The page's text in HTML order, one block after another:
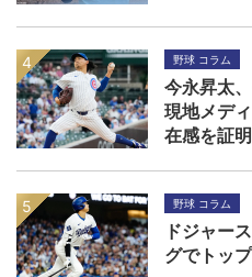
野球 コラム
今永昇太
現地メデ
在感を証
野球 コラム
ドジャー
グでトッ